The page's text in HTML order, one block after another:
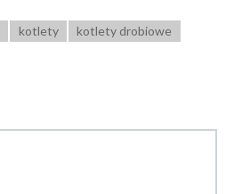
kotlety kotlety drobiowe